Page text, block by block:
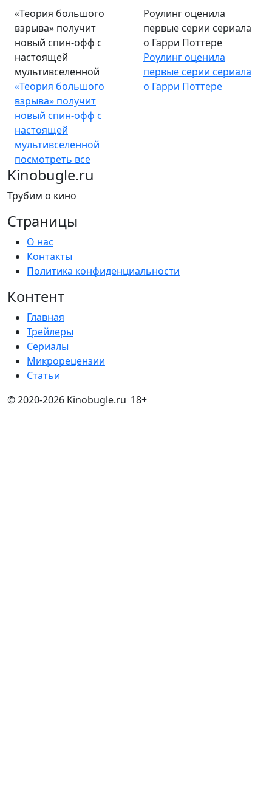
«Теория большого
взрыва» получит
новый спин-офф с
настоящей
мультивселенной
«Теория большого
взрыва» получит
новый спин-офф с
настоящей
мультивселенной
Роулинг оценила
первые серии сериала
о Гарри Поттере
Роулинг оценила
первые серии сериала
о Гарри Поттере
посмотреть все
Kinobugle.ru
Трубим о кино
Страницы
О нас
Контакты
Политика конфиденциальности
Контент
Главная
Трейлеры
Сериалы
Микрорецензии
Статьи
© 2020-2026 Kinobugle.ru 18+